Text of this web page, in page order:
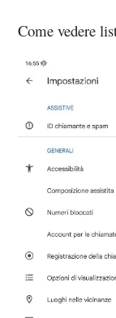
Come vedere